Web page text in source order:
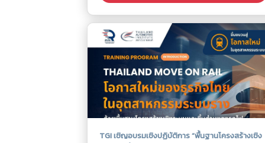
TGI เชิญอบรมเชิงปฏิบัติการ “พื้นฐานโครงสร้างเชิง